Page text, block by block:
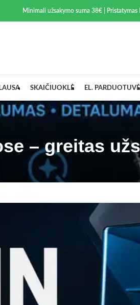
Minimali užsakymo suma 38€ |
SKAIČIUOKLĖ EL. PARDUOTUVĖ
– greitas